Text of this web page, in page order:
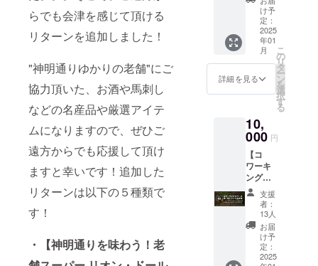
らでも会津を感じて頂ける
リターンを追加しました！
"神明通りゆかりの老舗"にご
協力頂いた、お酒や馬刺し
などの名産品や厳選アイテ
ムになりますので、ぜひご
遠方からでも応援して頂け
ますと幸いです！追加した
リターンは以下の５種類で
す！
・【神明通りを味わう！老
戻ってこよ
う！」「
もっと会津
が好きに
なった！」
聞こえるよ
う進めて行
きたいと
思っていま
す。
ご支援のほ
どよろしく
お願いしま
頂いた
方のお
名前
（ニッ
クネー
ム）を
掲載し
ト立ち
上げか
らの関
係者の
熱い想
いと施
設紹介
で構成
する、
ストー
リー
ブック
に、ご
神明通
り商店
街で使
える！
「オリ
ジナル
商品券
3,000円
分」を
供！初
めて訪
れる方
でもぶ
らりと
気軽に
楽しめ
るコー
スで
す。 ・
開業サ
ポー
ターと
け予
定：
2025
年01
月
詳細を見る
こ
の
リ
タ
ー
ン
を
選
択
す
る
10,
000 円
【コ
ワーキ
ングス
ペー
ス 第
一期ト
ライア
ル会
員】 ・
コワー
支援
者：
13人
お届
け予
定：
2025